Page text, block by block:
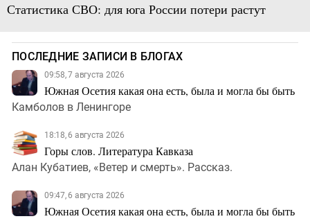
Статистика СВО: для юга России потери растут
ПОСЛЕДНИЕ ЗАПИСИ В БЛОГАХ
09:58, 7 августа 2026
Южная Осетия какая она есть, была и могла бы быть
Камболов в Ленингоре
18:18, 6 августа 2026
Горы слов. Литература Кавказа
Алан Кубатиев, «Ветер и смерть». Рассказ.
09:47, 6 августа 2026
Южная Осетия какая она есть, была и могла бы быть